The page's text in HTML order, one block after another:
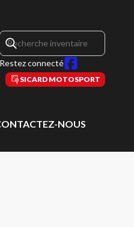
Restez connecté
SICARD MOTOSPORT
NOUS